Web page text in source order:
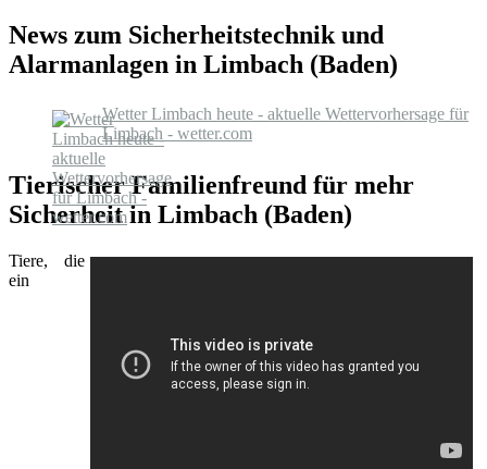
News zum Sicherheitstechnik und
Alarmanlagen in Limbach (Baden)
Wetter Limbach heute - aktuelle Wettervorhersage für
Limbach - wetter.com
Tierischer Familienfreund für mehr
Sicherheit in Limbach (Baden)
Tiere, die
ein